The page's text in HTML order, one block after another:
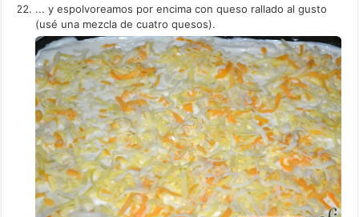
... y espolvoreamos por encima con queso rallado al gusto
(usé una mezcla de cuatro quesos).